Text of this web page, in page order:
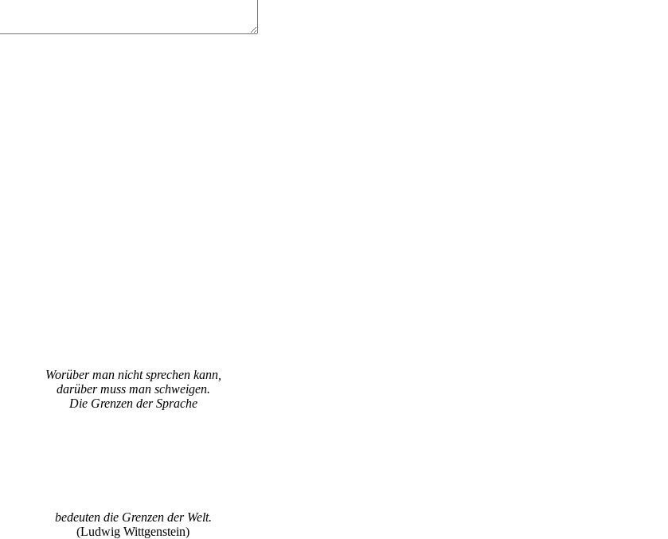
Worüber man nicht sprechen kann,
darüber muss man schweigen.
Die Grenzen der Sprache
bedeuten die Grenzen der Welt.
(Ludwig Wittgenstein)